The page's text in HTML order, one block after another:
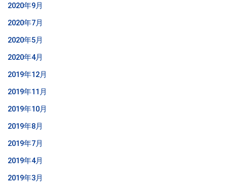
2020年9月
2020年7月
2020年5月
2020年4月
2019年12月
2019年11月
2019年10月
2019年8月
2019年7月
2019年4月
2019年3月